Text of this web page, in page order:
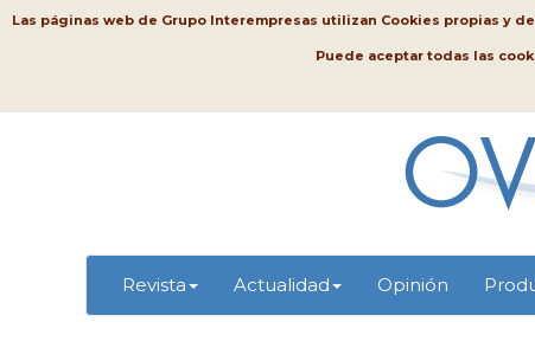
Las páginas web de Grupo Interempresas utilizan Cookies propias y
Puede aceptar todas las
Revista Actualidad Opinión